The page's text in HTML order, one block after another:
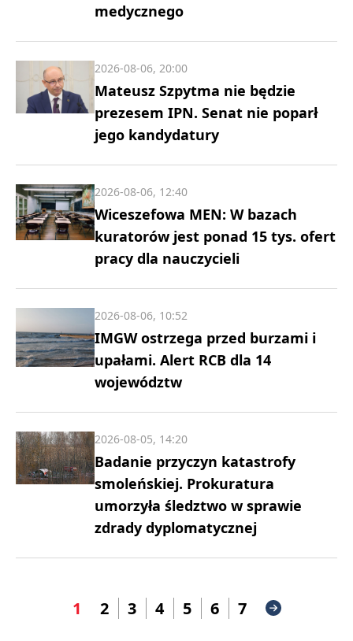
medycznego
Mateusz Szpytma nie będzie
prezesem IPN. Senat nie poparł
jego kandydatury
2026-08-06, 20:00
Wiceszefowa MEN: W bazach
kuratorów jest ponad 15 tys. ofert
pracy dla nauczycieli
2026-08-06, 12:40
IMGW ostrzega przed burzami i
upałami. Alert RCB dla 14
województw
2026-08-06, 10:52
Badanie przyczyn katastrofy
smoleńskiej. Prokuratura
umorzyła śledztwo w sprawie
zdrady dyplomatycznej
2026-08-05, 14:20
1 2 3 4 5 6 7